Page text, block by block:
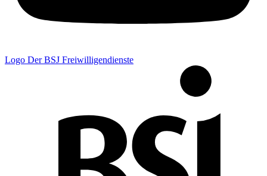
Logo Der BSJ Freiwilligendienste